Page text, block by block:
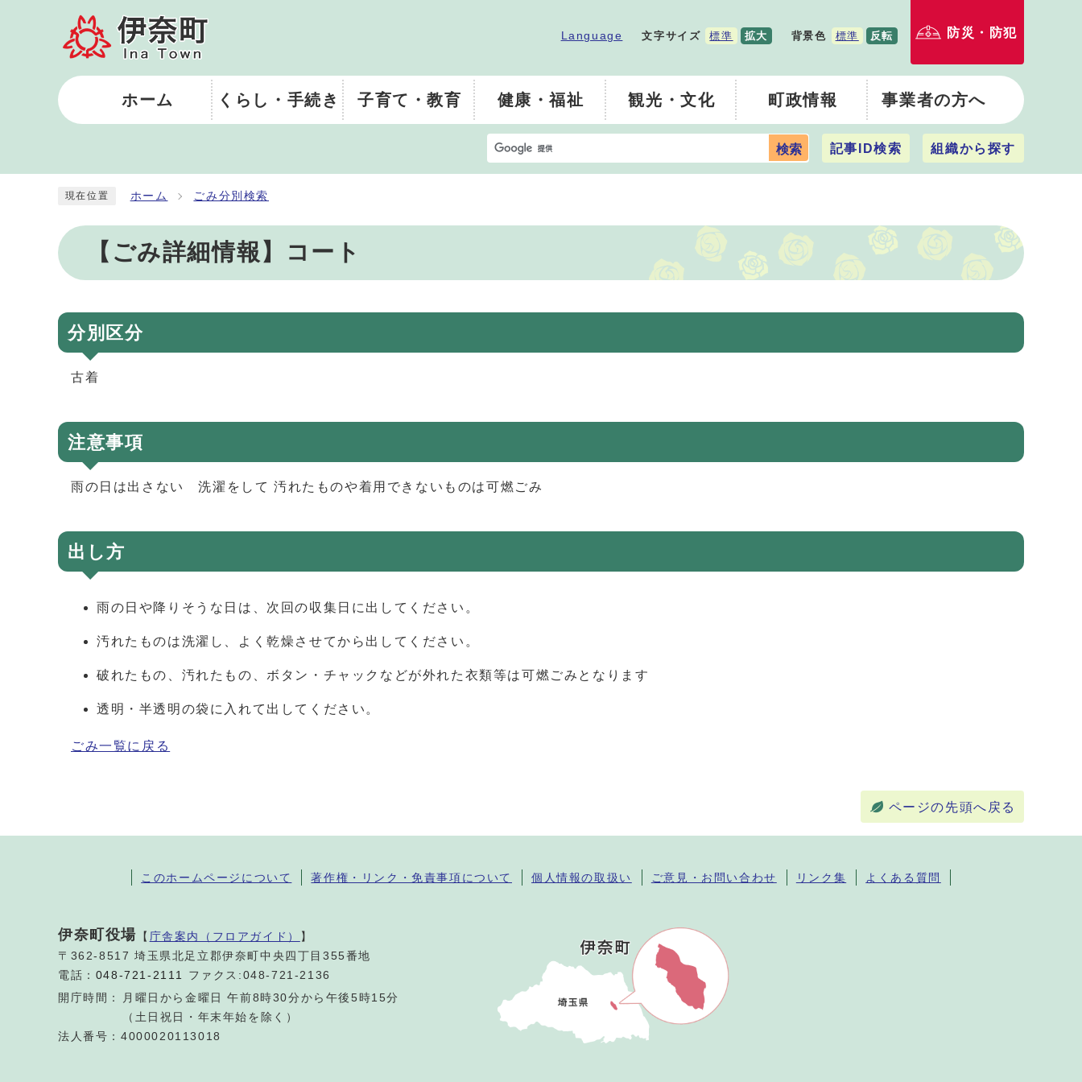
Language 文字サイズ 標準 拡大 背景色 標準 反転 防災・防犯
ホーム くらし・手続き 子育て・教育 健康・福祉 観光・文化 町政情報 事業者の方へ
検索 記事ID検索 組織から探す
現在位置 ホーム ごみ分別検索
【ごみ詳細情報】コート
分別区分
古着
注意事項
雨の日は出さない 洗濯をして 汚れたものや着用できないものは可燃ごみ
出し方
雨の日や降りそうな日は、次回の収集日に出してください。
汚れたものは洗濯し、よく乾燥させてから出してください。
破れたもの、汚れたもの、ボタン・チャックなどが外れた衣類等は可燃ごみとなります
透明・半透明の袋に入れて出してください。
ごみ一覧に戻る
ページの先頭へ戻る
このホームページについて 著作権・リンク・免責事項について 個人情報の取扱い ご意見・お問い合わせ リンク集 よくある質問
伊奈町役場 【 庁舎案内（フロアガイド） 】
〒362-8517 埼玉県北足立郡伊奈町中央四丁目355番地
電話： 048-721-2111
ファクス:048-721-2136
開庁時間：
月曜日から金曜日 午前8時30分から午後5時15分
（土日祝日・年末年始を除く）
法人番号：4000020113018